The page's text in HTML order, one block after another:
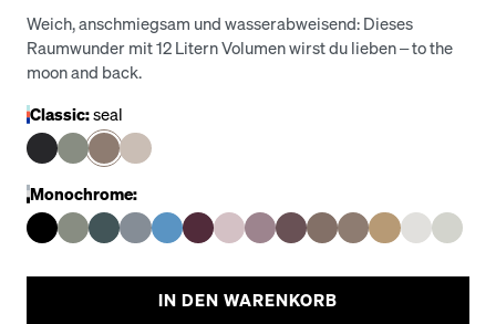
Weich, anschmiegsam und wasserabweisend: Dieses
Raumwunder mit 12 Litern Volumen wirst du lieben – to the
moon and back.
Classic:seal
Monochrome:
IN DEN WARENKORB